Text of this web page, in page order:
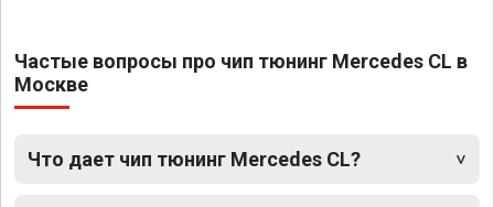
Частые вопросы про чип тюнинг Mercedes CL в
Москве
Что дает чип тюнинг Mercedes CL?